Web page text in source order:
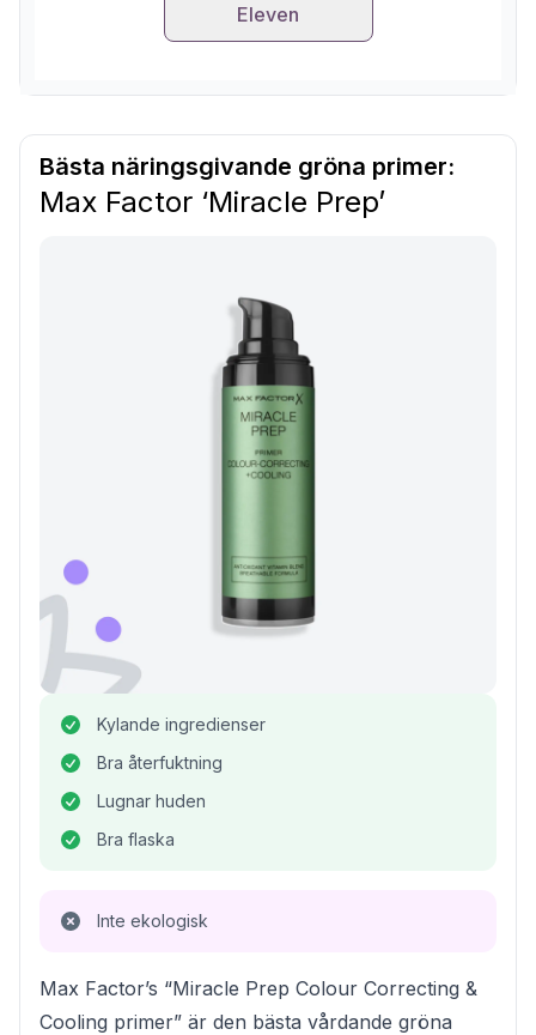
Eleven
Bästa näringsgivande gröna primer:
Max Factor ‘Miracle Prep’
Kylande ingredienser
Bra återfuktning
Lugnar huden
Bra flaska
Inte ekologisk
Max Factor’s “Miracle Prep Colour Correcting &
Cooling primer” är den bästa vårdande gröna